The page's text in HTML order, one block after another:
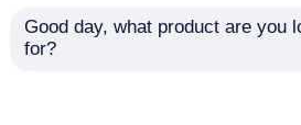
Good day, what product are you
for?